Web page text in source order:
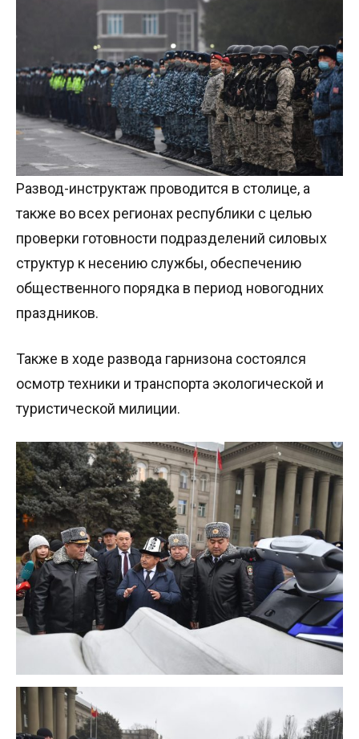
Развод-инструктаж проводится в столице, а
также во всех регионах республики с целью
проверки готовности подразделений силовых
структур к несению службы, обеспечению
общественного порядка в период новогодних
праздников.
Также в ходе развода гарнизона состоялся
осмотр техники и транспорта экологической и
туристической милиции.